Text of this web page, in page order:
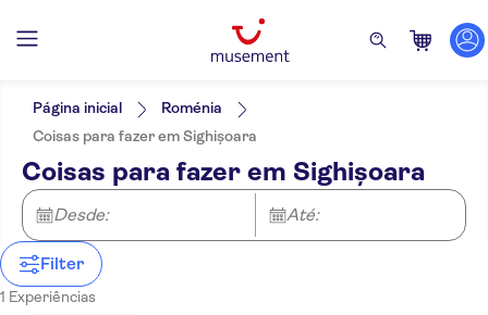
Filtros
Máx.
Opções de ingressos
Cancelamento gratuito
Confirmação instantânea
Categorias
Atrações e visitas guiadas
Excursões e passeios de um dia
Turismo e tradições
Inglês
Página inicial
Roménia
Coisas para fazer em Sighișoara
Coisas para fazer em Sighișoara
Desde: Até:
Filter
1 Experiências